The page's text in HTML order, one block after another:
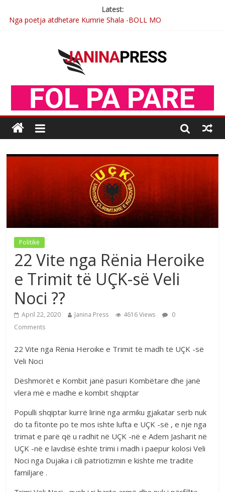
Latest:
Nga poetja atdhetare Kumrie Shala -BOLL MO
Nga Elmije Ajazi e nderuar
Çlirimtari Mentor Mushkolaj nderohet me mirenjohje nga
Xhevdet Qeriqi Dega e invalidëve në Fushë Kosovë
Postim me vlera nga artistja e mirëfilltë Mimoza Gjoni
Politikë
22 Vite nga Rënia Heroike
e Trimit të UÇK-së Veli
Noci ??
April 22, 2020 Janina Press 4616 Views
0
Comments
22 Vite nga Rënia Heroike e Trimit të madh të UÇK -së
Veli Noci
Dëshmorët e Kombit janë pasuri Kombëtare dhe janë
vlera më e madhe e kombit shqiptar
Populli shqiptar kurrë lirinë nga armiku gjakatar serb nuk
do ta fitonte po te mos ishte lufta e UÇK -së , e nje nga
trimat e parë që u radhit në UÇK -në e Adem Jasharit në
UÇK -në e lavdisë është trimi i madh i paepur kolosi Veli
Noci nga Dujaka i cili patriotizmin e kishte me tradite
familjare .